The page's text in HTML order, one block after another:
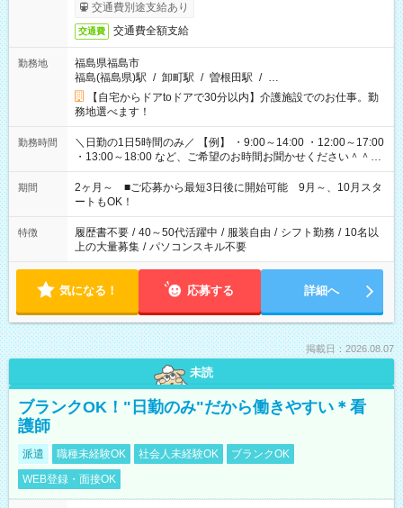
交通費別途支給あり
交通費 交通費全額支給
勤務地
福島県福島市
福島(福島県)駅 / 卸町駅 / 曽根田駅 / …
【自宅からドアtoドアで30分以内】介護施設でのお仕事。勤
務地選べます！
勤務時間
＼日勤の1日5時間のみ／ 【例】 ・9:00～14:00 ・12:00～17:00
・13:00～18:00 など、ご希望のお時間お聞かせください＾＾
「家族とお休みを合わせたい」 「子どもの迎えに行きたい」
「できれば残業はしたくない」 など、ご希望があれば教えてく
ださいね。 ※Wワーク希望の方へ 今ご覧のお仕事で希望する勤
務時間と、もう1つのお仕事の勤務時間が 合計で週40時間を超
える場合は応募できません
期間
2ヶ月～ ■ご応募から最短3日後に開始可能 9月～、10月スタ
ートもOK！
特徴 履歴書不要 / 40～50代活躍中 / 服装自由 / シフト勤務 / 10名以
上の大量募集 / パソコンスキル不要
気になる！ 応募する 詳細へ
掲載日：2026.08.07
未読
ブランクOK！"日勤のみ"だから働きやすい＊看
護師
派遣 職種未経験OK 社会人未経験OK
ブランクOK
WEB登録・面接OK